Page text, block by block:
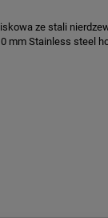
ze stali
mm Stainless steel